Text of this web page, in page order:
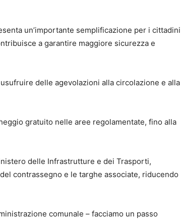
un’importante semplificazione per i cittadini
a garantire maggiore sicurezza e
delle agevolazioni alla circolazione e alla
gratuito nelle aree regolamentate, fino alla
delle Infrastrutture e dei Trasporti,
contrassegno e le targhe associate, riducendo
comunale – facciamo un passo